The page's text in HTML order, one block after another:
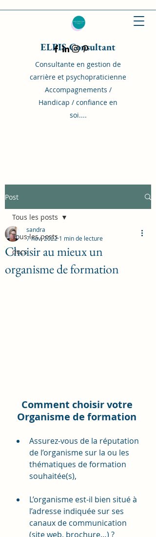
ELPIS Consultant
Consultante en gestion de
carrière et psychopraticienne
Accompagnements /
Handicap / confiance en
soi....
Post
Tous les posts
docs
Tous les posts
Choisir au mieux un
organisme de formation
sandra
7 nov. 2022 1 min de lecture
Comment choisir votre
Organisme de formation
Assurez-vous de la réputation
de l’organisme sur la ou les
thématiques de formation
souhaitée(s),
L’organisme est-il bien situé à
l’adresse indiquée sur ses
canaux de communication
(site web, brochure…) ?